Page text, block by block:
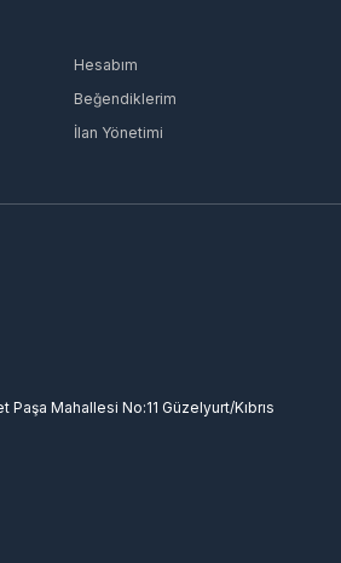
Hesabım
Beğendiklerim
İlan Yönetimi
Mahallesi No:11 Güzelyurt/Kıbrıs